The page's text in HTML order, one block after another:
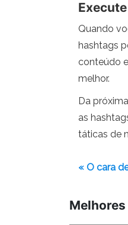
Quando
hashtags
conteúdo
melhor.
Da
as
táticas de
« O cara